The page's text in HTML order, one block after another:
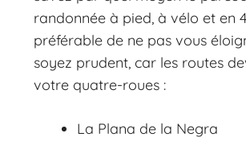
randonnée à pied, à vélo et en
préférable de ne pas vous
soyez prudent, car les routes
votre quatre-roues :
La Plana de la Negra